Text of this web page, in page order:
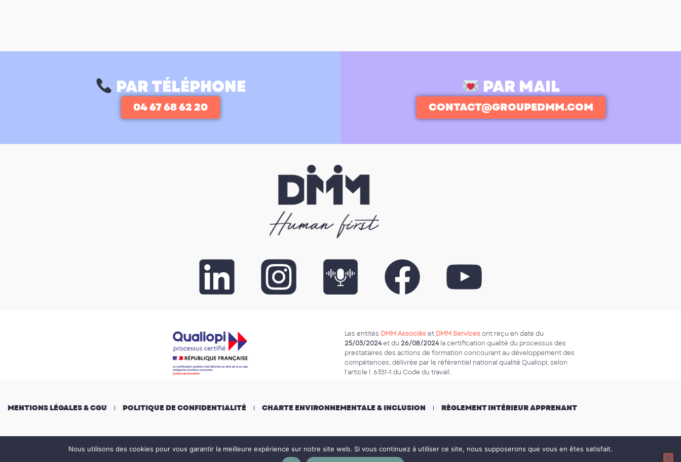
PAR TÉLÉPHONE
04 67 68 62 20
PAR MAIL
CONTACT@GROUPEDMM.COM
Les entités DMM Associéset DMM Servicesont reçu en date du
25/03/2024et du 26/08/2024la certification qualité du processus des
prestataires des actions de formation concourant au développement des
compétences, délivrée par le référentiel national qualité Qualiopi, selon
l’article l. 6351-1 du Code du travail.
MENTIONS LÉGALES & CGU POLITIQUE DE CONFIDENTIALITÉ CHARTE ENVIRONNEMENTALE & INCLUSION RÈGLEMENT INTÉRIEUR APPRENANT
© Groupe DMM, tous droits réservésNous utilisons des cookies pour vous garantir la meilleure expérience sur notre site web. Si vous continuez à utiliser ce site, nous supposerons que vous en êtes satisfait.